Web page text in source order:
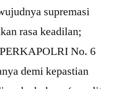
supremasi
rasa keadilan;
No. 6
demi kepastian